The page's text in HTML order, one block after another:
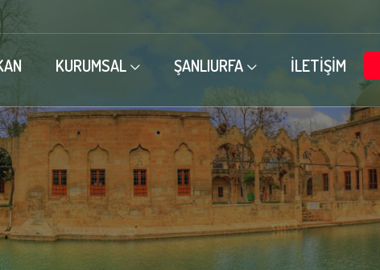
KURUMSAL ŞANLIURFA İLETİŞİM